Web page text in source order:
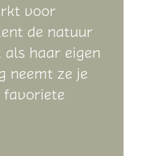
voor
de natuur
haar eigen
neemt ze je
favoriete